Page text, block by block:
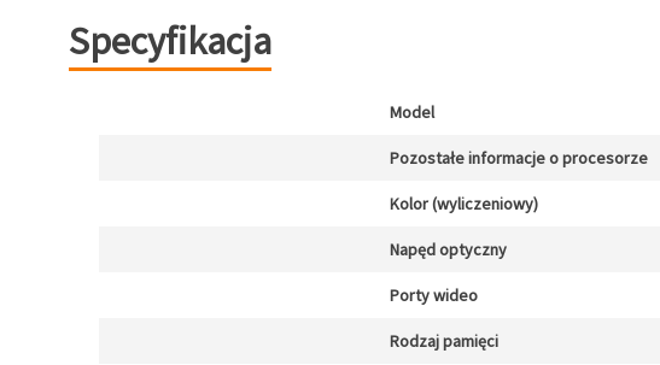
Specyfikacja
Model
Pozostałe informacje o procesorze
Kolor (wyliczeniowy)
Napęd optyczny
Porty wideo
Rodzaj pamięci